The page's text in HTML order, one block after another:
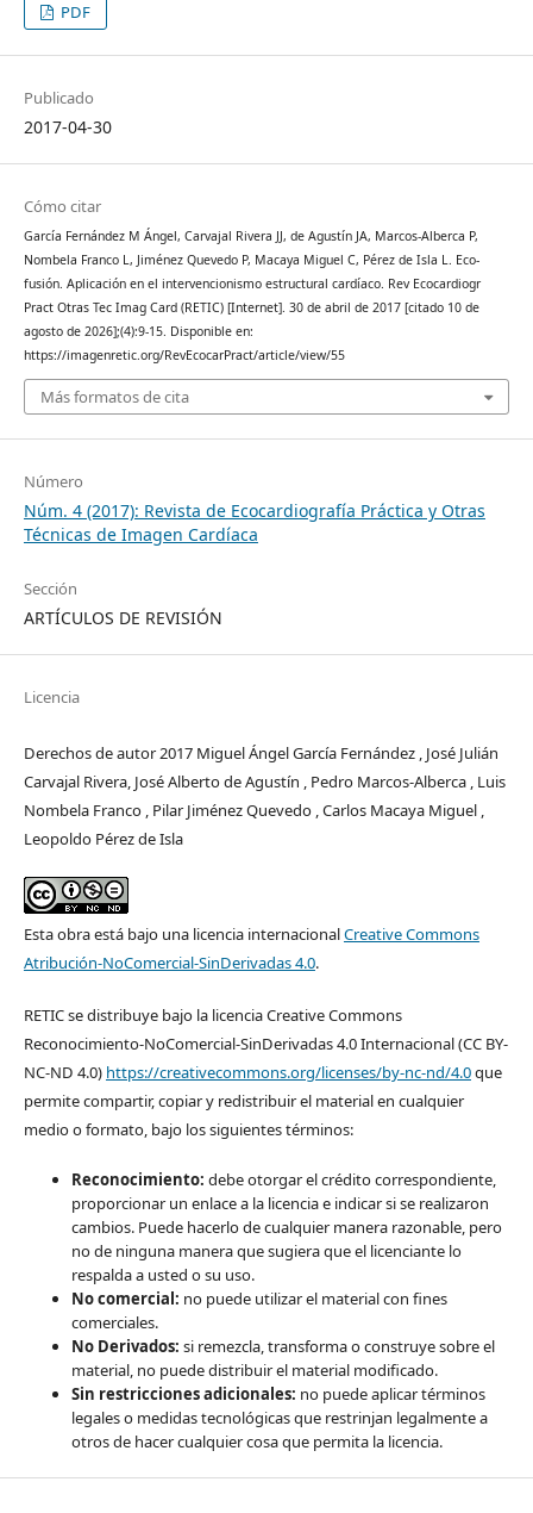
PDF
Publicado
2017-04-30
Cómo citar
García Fernández M Ángel, Carvajal Rivera JJ, de Agustín JA, Marcos-Alberca P,
Nombela Franco L, Jiménez Quevedo P, Macaya Miguel C, Pérez de Isla L. Eco-
fusión. Aplicación en el intervencionismo estructural cardíaco. Rev Ecocardiogr
Pract Otras Tec Imag Card (RETIC) [Internet]. 30 de abril de 2017 [citado 10 de
agosto de 2026];(4):9-15. Disponible en:
https://imagenretic.org/RevEcocarPract/article/view/55
Más formatos de cita
Número
Núm. 4 (2017): Revista de Ecocardiografía Práctica y Otras
Técnicas de Imagen Cardíaca
Sección
ARTÍCULOS DE REVISIÓN
Licencia
Derechos de autor 2017 Miguel Ángel García Fernández , José Julián
Carvajal Rivera, José Alberto de Agustín , Pedro Marcos-Alberca , Luis
Nombela Franco , Pilar Jiménez Quevedo , Carlos Macaya Miguel ,
Leopoldo Pérez de Isla
Esta obra está bajo una licencia internacionalCreative Commons
Atribución-NoComercial-SinDerivadas 4.0.
RETIC se distribuye bajo la licencia Creative Commons
Reconocimiento-NoComercial-SinDerivadas 4.0 Internacional (CC BY-
NC-ND 4.0) https://creativecommons.org/licenses/by-nc-nd/4.0que
permite compartir, copiar y redistribuir el material en cualquier
medio o formato, bajo los siguientes términos:
Reconocimiento: debe otorgar el crédito correspondiente,
proporcionar un enlace a la licencia e indicar si se realizaron
cambios. Puede hacerlo de cualquier manera razonable, pero
no de ninguna manera que sugiera que el licenciante lo
respalda a usted o su uso.
No comercial: no puede utilizar el material con fines
comerciales.
No Derivados: si remezcla, transforma o construye sobre el
material, no puede distribuir el material modificado.
Sin restricciones adicionales: no puede aplicar términos
legales o medidas tecnológicas que restrinjan legalmente a
otros de hacer cualquier cosa que permita la licencia.